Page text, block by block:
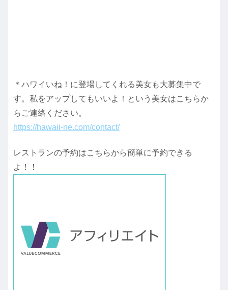
＊ハワイいね！に登場してくれる美女も大募集中で
す。私をアップしてもいいよ！という美女はこちらか
らご連絡ください。
https://hawaii-ne.com/contact/
レストランの予約はこちらから簡単に予約できる
よ！！